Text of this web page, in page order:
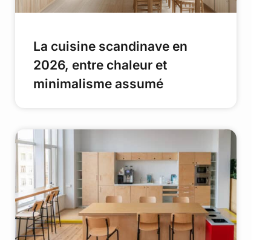
La cuisine scandinave en
2026, entre chaleur et
minimalisme assumé